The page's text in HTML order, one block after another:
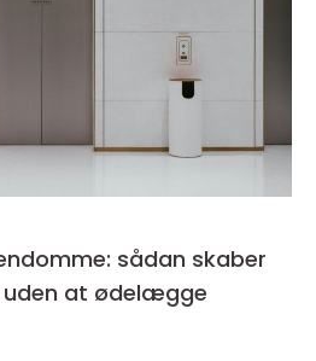
sådan skaber
at ødelægge